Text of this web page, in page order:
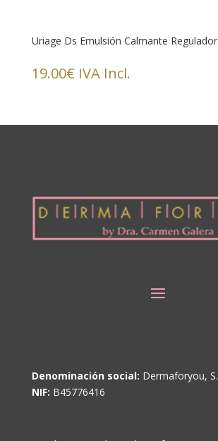
Uriage Ds Emulsión Calmante
19.00€ IVA Incl.
Denominación social: Dermaforyou,
NIF: B45776416